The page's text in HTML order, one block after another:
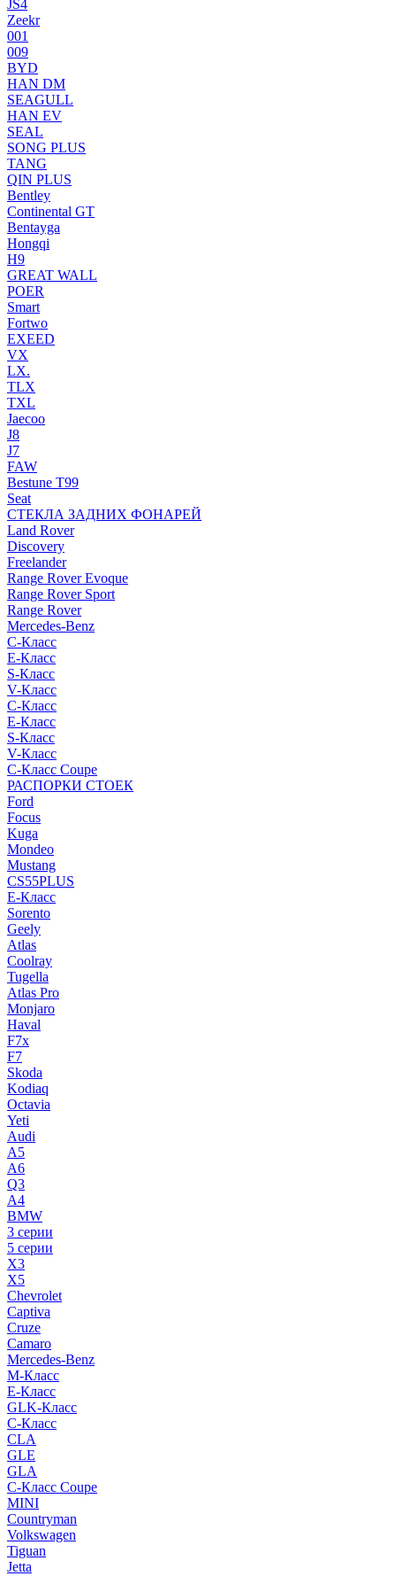
JS4
Zeekr
001
009
BYD
HAN DM
SEAGULL
HAN EV
SEAL
SONG PLUS
TANG
QIN PLUS
Bentley
Continental GT
Bentayga
Hongqi
H9
GREAT WALL
POER
Smart
Fortwo
EXEED
VX
LX.
TLX
TXL
Jaecoo
J8
J7
FAW
Bestune T99
Seat
СТЕКЛА ЗАДНИХ ФОНАРЕЙ
Land Rover
Discovery
Freelander
Range Rover Evoque
Range Rover Sport
Range Rover
Mercedes-Benz
C-Класс
E-Класс
S-Класс
V-Класс
C-Класс
E-Класс
S-Класс
V-Класс
C-Класс Coupe
РАСПОРКИ СТОЕК
Ford
Focus
Kuga
Mondeo
Mustang
CS55PLUS
E-Класс
Sorento
Geely
Atlas
Coolray
Tugella
Atlas Pro
Monjaro
Haval
F7x
F7
Skoda
Kodiaq
Octavia
Yeti
Audi
A5
A6
Q3
A4
BMW
3 серии
5 серии
X3
X5
Chevrolet
Captiva
Cruze
Camaro
Mercedes-Benz
M-Класс
E-Класс
GLK-Класс
C-Класс
CLA
GLE
GLA
C-Класс Coupe
MINI
Countryman
Volkswagen
Tiguan
Jetta